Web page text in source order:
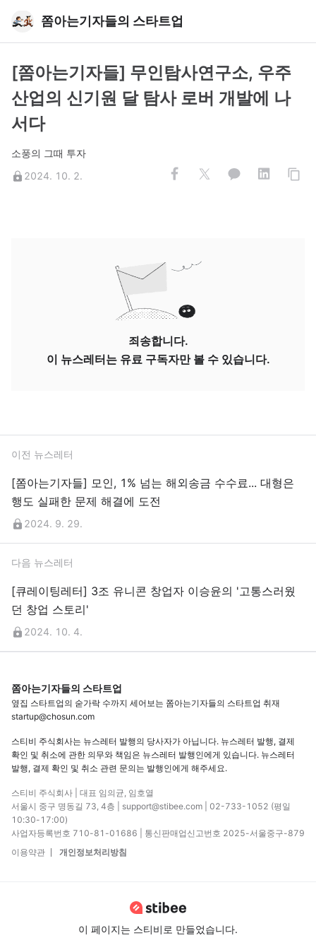
쫌아는기자들의 스타트업
[쫌아는기자들] 무인탐사연구소, 우주
산업의 신기원 달 탐사 로버 개발에 나
서다
소풍의 그때 투자
2024. 10. 2.
죄송합니다.
이 뉴스레터는 유료 구독자만 볼 수 있습니다.
이전 뉴스레터
[쫌아는기자들] 모인, 1% 넘는 해외송금 수수료... 대형은
행도 실패한 문제 해결에 도전
2024. 9. 29.
다음 뉴스레터
[큐레이팅레터] 3조 유니콘 창업자 이승윤의 '고통스러웠
던 창업 스토리'
2024. 10. 4.
쫌아는기자들의 스타트업
옆집 스타트업의 숟가락 수까지 세어보는 쫌아는기자들의 스타트업 취재
startup@chosun.com
스티비 주식회사는 뉴스레터 발행의 당사자가 아닙니다. 뉴스레터 발행, 결제
확인 및 취소에 관한 의무와 책임은 뉴스레터 발행인에게 있습니다. 뉴스레터
발행, 결제 확인 및 취소 관련 문의는 발행인에게 해주세요.
스티비 주식회사 | 대표 임의균, 임호열
서울시 중구 명동길 73, 4층 | support@stibee.com | 02-733-1052 (평일
10:30-17:00)
사업자등록번호 710-81-01686 | 통신판매업신고번호 2025-서울중구-879
이용약관
개인정보처리방침
이 페이지는 스티비로 만들었습니다.